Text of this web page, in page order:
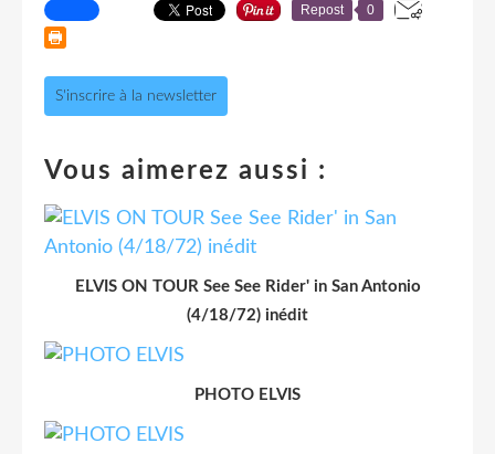
Repost 0
S'inscrire à la newsletter
Vous aimerez aussi :
ELVIS ON TOUR See See Rider' in San Antonio
(4/18/72) inédit
PHOTO ELVIS